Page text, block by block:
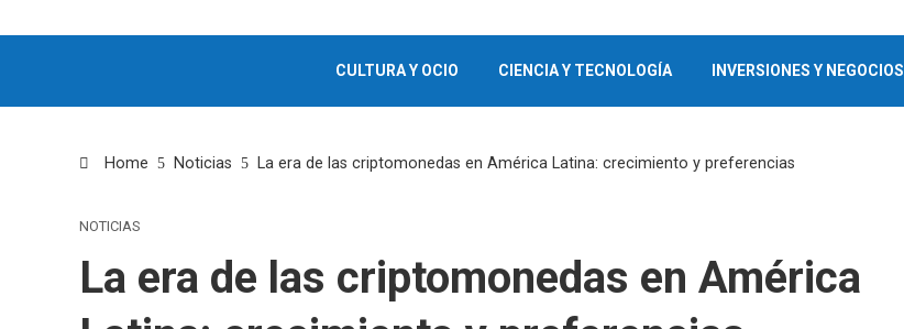
CULTURA Y OCIO CIENCIA Y TECNOLOGÍA INVERSIONES Y NEGOCIOS
Home Noticias La era de las criptomonedas en América Latina: crecimiento y preferencias
NOTICIAS
La era de las criptomonedas en América